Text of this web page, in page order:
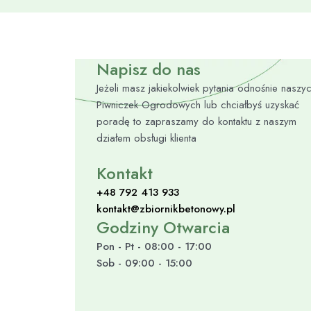
Napisz do nas
Jeżeli masz jakiekolwiek pytania odnośnie
Piwniczek Ogrodowych lub chciałbyś uzyskać
poradę to zapraszamy do kontaktu z naszym
działem obsługi klienta
Kontakt
+48 792 413 933
kontakt@zbiornikbetonowy.pl
Godziny Otwarcia
Pon - Pt - 08:00 - 17:00
Sob - 09:00 - 15:00